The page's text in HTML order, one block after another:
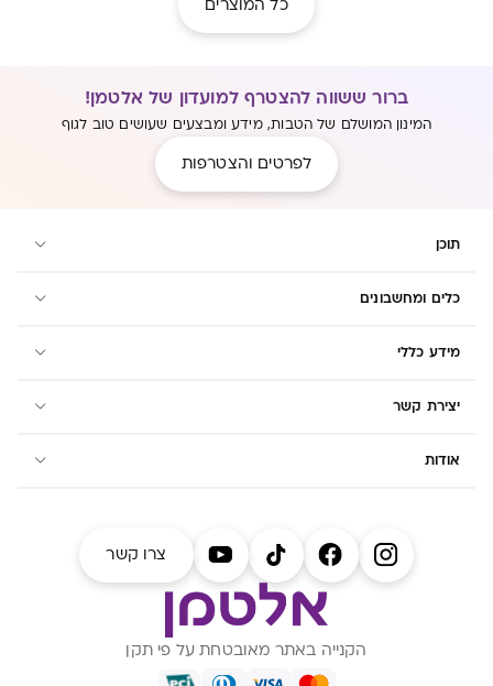
כל המוצרים
ברור ששווה להצטרף למועדון של אלטמן!
המינון המושלם של הטבות, מידע ומבצעים שעושים טוב לגוף
לפרטים והצטרפות
תוכן
כלים ומחשבונים
מידע כללי
יצירת קשר
אודות
צרו קשר
הקנייה באתר מאובטחת על פי תקן